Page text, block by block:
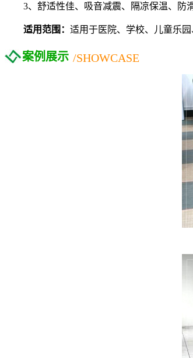
3、舒适性佳、吸音减震、隔凉保温、防
适用范围： 适用于医院、学校、儿童乐
案例展示 /SHOWCASE